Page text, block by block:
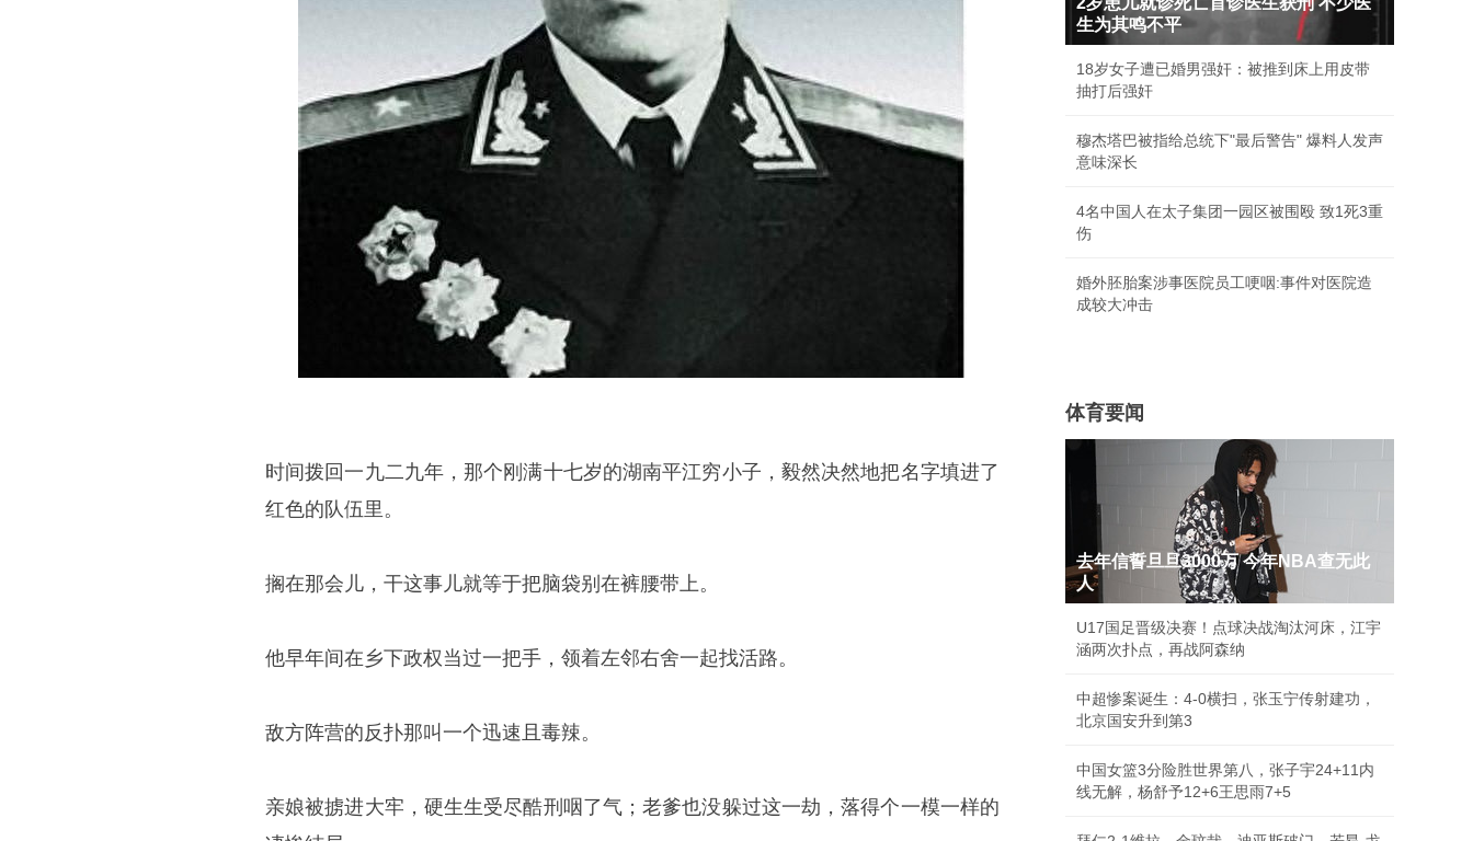
时间拨回一九二九年，那个刚满十七岁的湖南平江穷小子，毅然决然地把名字填进了
红色的队伍里。
搁在那会儿，干这事儿就等于把脑袋别在裤腰带上。
他早年间在乡下政权当过一把手，领着左邻右舍一起找活路。
敌方阵营的反扑那叫一个迅速且毒辣。
亲娘被掳进大牢，硬生生受尽酷刑咽了气；老爹也没躲过这一劫，落得个一模一样的
生为其鸣不平
18岁女子遭已婚男强奸：被推到床上用皮带
抽打后强奸
穆杰塔巴被指给总统下"最后警告" 爆料人发声
意味深长
4名中国人在太子集团一园区被围殴 致1死3重
伤
婚外胚胎案涉事医院员工哽咽:事件对医院造
成较大冲击
体育要闻
去年信誓旦旦3000万 今年NBA查无此
人
U17国足晋级决赛！点球决战淘汰河床，江宇
涵两次扑点，再战阿森纳
中超惨案诞生：4-0横扫，张玉宁传射建功，
北京国安升到第3
中国女篮3分险胜世界第八，张子宇24+11内
线无解，杨舒予12+6王思雨7+5